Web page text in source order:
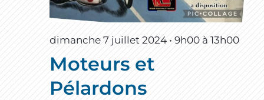
dimanche 7 juillet 2024 • 9h00 à 13h00
Moteurs et
Pélardons